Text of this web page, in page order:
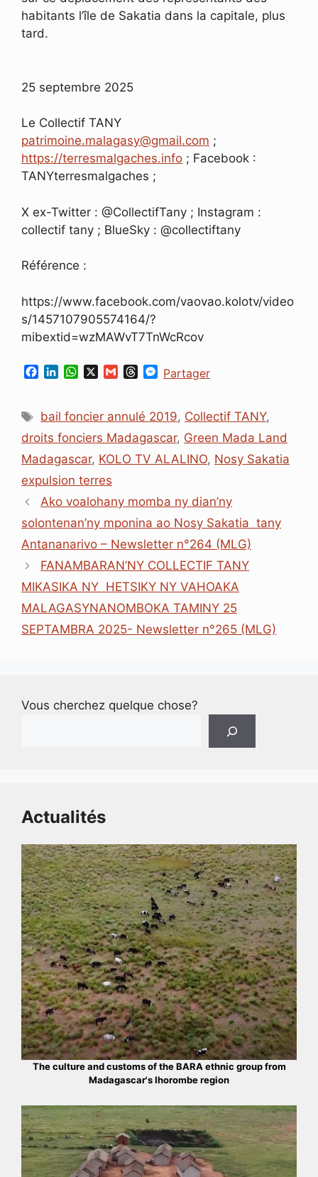
habitants l’île de Sakatia dans la capitale, plus
tard.
25 septembre 2025
Le Collectif TANY
patrimoine.malagasy@gmail.com ;
https://terresmalgaches.info ; Facebook :
TANYterresmalgaches ;
X ex-Twitter : @CollectifTany ; Instagram :
collectif tany ; BlueSky : @collectiftany
Référence :
https://www.facebook.com/vaovao.kolotv/video
s/1457107905574164/?
mibextid=wzMAWvT7TnWcRcov
e
o
o
k
d
I
W
t
A
p
G
i
e
d
s
M
s
n
g
Partager
Étiquettes
bail foncier annulé 2019, Collectif TANY,
droits fonciers Madagascar, Green Mada Land
Madagascar, KOLO TV ALALINO, Nosy Sakatia
expulsion terres
Ako voalohany momba ny dian’ny
solontenan’ny mponina ao Nosy Sakatia tany
Antananarivo – Newsletter n°264 (MLG)
FANAMBARAN’NY COLLECTIF TANY
MIKASIKA NY HETSIKY NY VAHOAKA
MALAGASYNANOMBOKA TAMINY 25
SEPTAMBRA 2025- Newsletter n°265 (MLG)
Vous cherchez quelque chose?
Actualités
The culture and customs of the BARA ethnic group from
Madagascar's Ihorombe region